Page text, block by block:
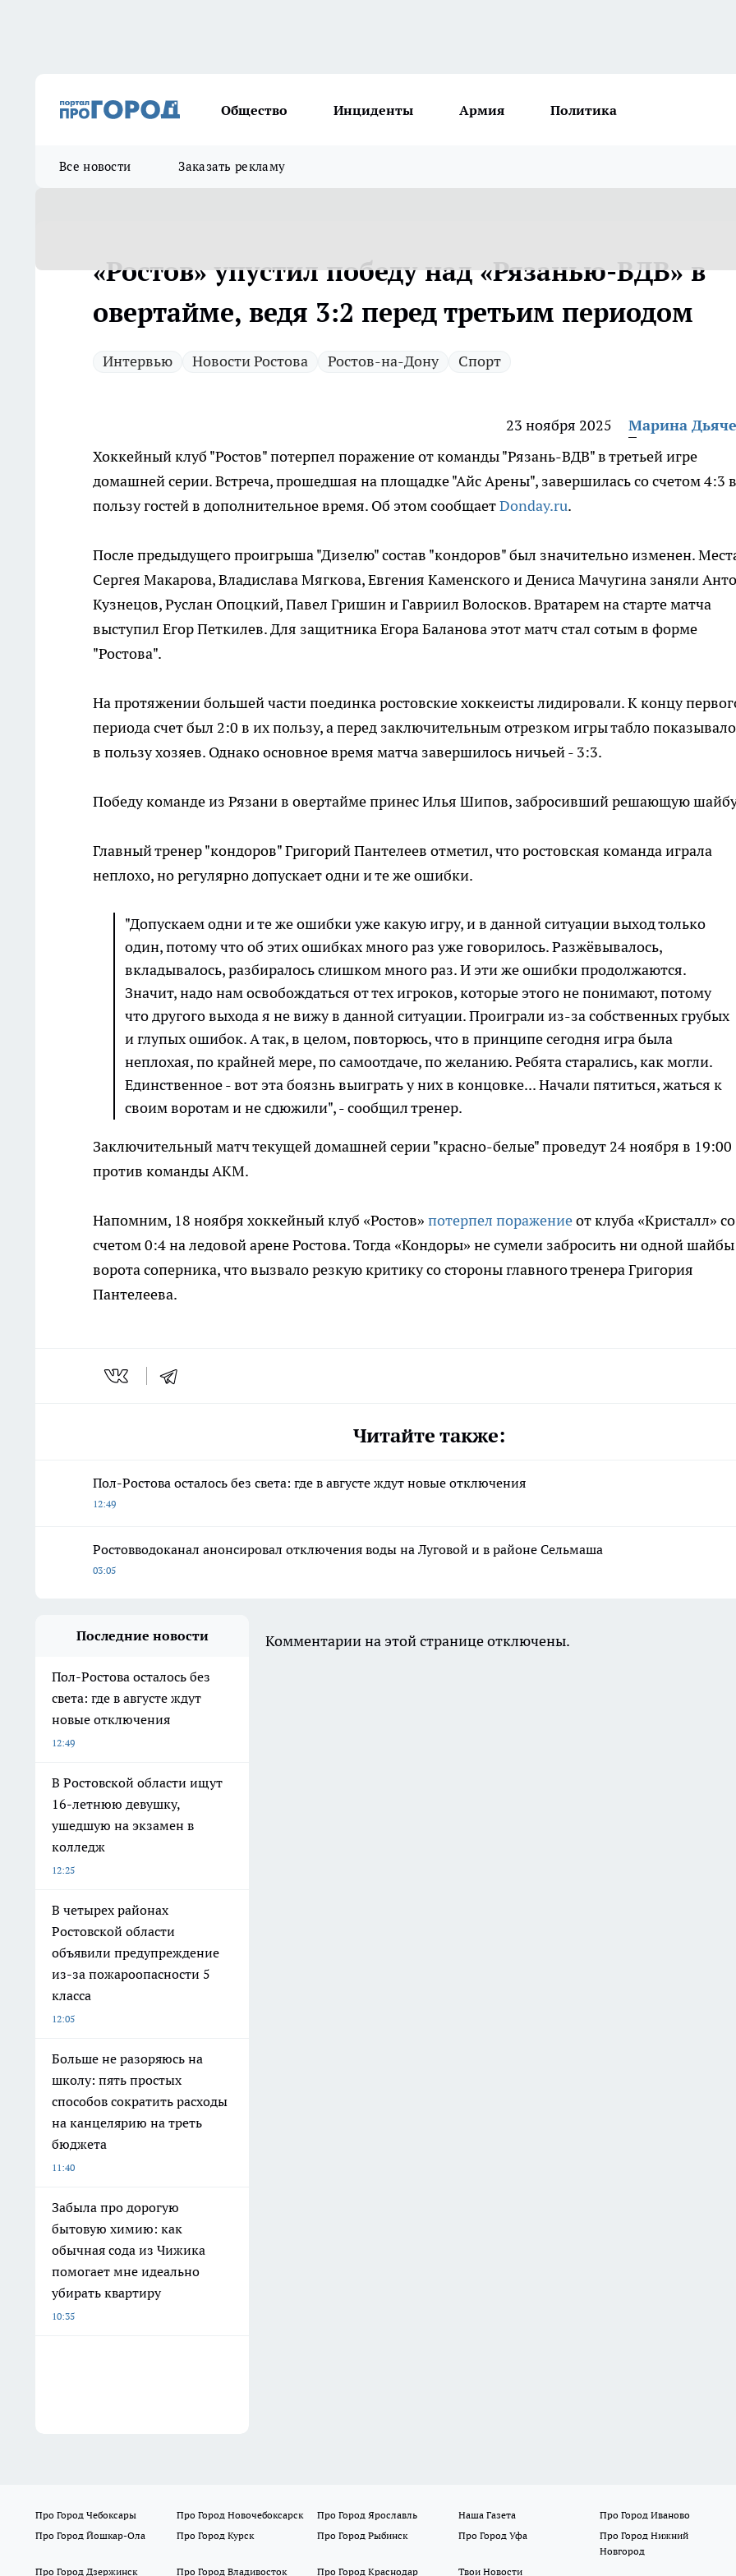
Общество Инциденты Армия Политика
Все новости Заказать рекламу
«Ростов» упустил победу над «Рязанью-ВДВ» в
овертайме, ведя 3:2 перед третьим периодом
Интервью Новости Ростова Ростов-на-Дону Спорт
23 ноября 2025
Марина
Хоккейный клуб "Ростов" потерпел поражение от команды "Рязань-ВДВ" в третьей игре
домашней серии. Встреча, прошедшая на площадке "Айс Арены", завершилась со счетом 4:3 в
пользу гостей в дополнительное время. Об этом сообщаетDonday.ru.
После предыдущего проигрыша "Дизелю" состав "кондоров" был значительно изменен.
Сергея Макарова, Владислава Мягкова, Евгения Каменского и Дениса Мачугина заняли
Кузнецов, Руслан Опоцкий, Павел Гришин и Гавриил Волосков. Вратарем на старте матча
выступил Егор Петкилев. Для защитника Егора Баланова этот матч стал сотым в форме
"Ростова".
На протяжении большей части поединка ростовские хоккеисты лидировали. К концу
периода счет был 2:0 в их пользу, а перед заключительным отрезком игры табло
в пользу хозяев. Однако основное время матча завершилось ничьей - 3:3.
Победу команде из Рязани в овертайме принес Илья Шипов, забросивший решающую
Главный тренер "кондоров" Григорий Пантелеев отметил, что ростовская команда играла
неплохо, но регулярно допускает одни и те же ошибки.
"Допускаем одни и те же ошибки уже какую игру, и в данной ситуации выход только
один, потому что об этих ошибках много раз уже говорилось. Разжёвывалось,
вкладывалось, разбиралось слишком много раз. И эти же ошибки продолжаются.
Значит, надо нам освобождаться от тех игроков, которые этого не понимают, потому
что другого выхода я не вижу в данной ситуации. Проиграли из-за собственных грубых
и глупых ошибок. А так, в целом, повторюсь, что в принципе сегодня игра была
неплохая, по крайней мере, по самоотдаче, по желанию. Ребята старались, как могли.
Единственное - вот эта боязнь выиграть у них в концовке... Начали пятиться, жаться к
своим воротам и не сдюжили", - сообщил тренер.
Заключительный матч текущей домашней серии "красно-белые" проведут 24 ноября в 19:00
против команды АКМ.
Напомним, 18 ноября хоккейный клуб «Ростов» потерпел поражениеот клуба «Кристалл» со
счетом 0:4 на ледовой арене Ростова. Тогда «Кондоры» не сумели забросить ни одной
ворота соперника, что вызвало резкую критику со стороны главного тренера Григория
Пантелеева.
Читайте также:
Пол-Ростова осталось без света: где в августе ждут новые отключения
12:49
Ростовводоканал анонсировал отключения воды на Луговой и в районе Сельмаша
03:05
Последние новости
Пол-Ростова осталось без
света: где в августе ждут
новые отключения
12:49
В Ростовской области ищут
16-летнюю девушку,
ушедшую на экзамен в
колледж
12:25
В четырех районах
Ростовской области
объявили предупреждение
из-за пожароопасности 5
класса
12:05
Больше не разоряюсь на
школу: пять простых
способов сократить расходы
на канцелярию на треть
бюджета
11:40
Забыла про дорогую
бытовую химию: как
обычная сода из Чижика
помогает мне идеально
убирать квартиру
10:35
Комментарии на этой странице отключены.
Про Город Чебоксары Про Город Новочебоксарск Про Город Ярославль Наша Газета
Про Город Иваново
Про Город Йошкар-Ола
Про Город Курск Про Город Рыбинск Про Город Уфа
Про Город Нижний
Новгород
Про Город Дзержинск
Про Город Владивосток Про Город Краснодар Твои Новости